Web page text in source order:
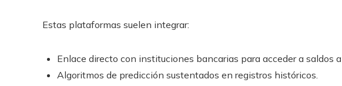
Estas plataformas suelen integrar:
Enlace directo con instituciones bancarias para acceder a saldos
Algoritmos de predicción sustentados en registros históricos.